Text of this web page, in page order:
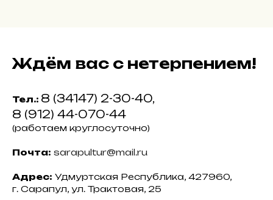
Ждём вас с нетерпением!
Тел.: 8 (34147) 2-30-40,
8 (912) 44-070-44
(работаем круглосуточно)
Почта: sarapultur@mail.ru
Адрес: Удмуртская Республика, 427960,
г. Сарапул, ул. Трактовая, 25